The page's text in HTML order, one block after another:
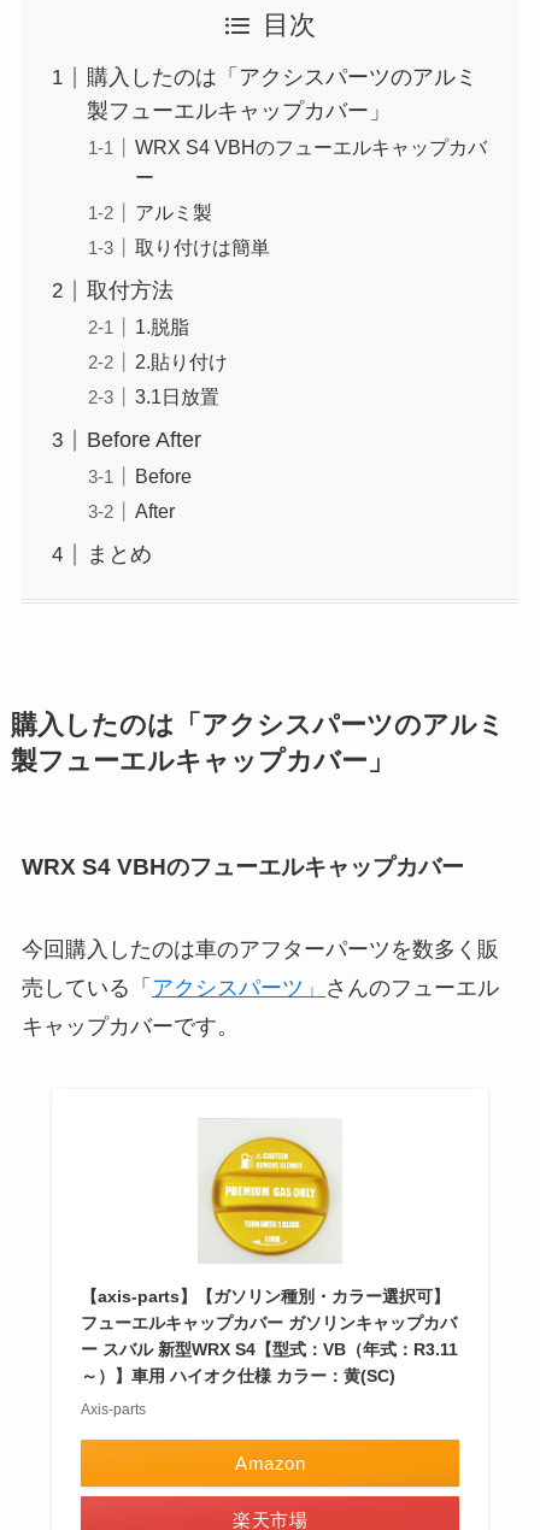
目次
購入したのは「アクシスパーツのアルミ
製フューエルキャップカバー」
WRX S4 VBHのフューエルキャップカバ
ー
アルミ製
取り付けは簡単
取付方法
1.脱脂
2.貼り付け
3.1日放置
Before After
Before
After
まとめ
購入したのは「アクシスパーツのアルミ
製フューエルキャップカバー 」
WRX S4 VBHのフューエルキャップカバー
今回購入したのは車のアフターパーツを数多く販
売している「 アクシスパーツ」 さんのフューエル
キャップカバーです。
【axis-parts】【ガソリン種別・カラー選択可】
フューエルキャップカバー ガソリンキャップカバ
ー スバル 新型WRX S4【型式：VB（年式：R3.11
～）】車用 ハイオク仕様 カラー：黄(SC)
Axis-parts
Amazon
楽天市場